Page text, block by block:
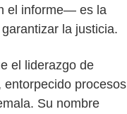
el informe— es la
la justicia.
el liderazgo de
entorpecido procesos
Su nombre